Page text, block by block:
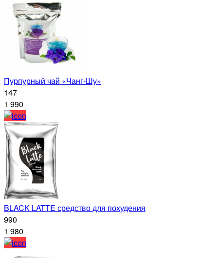
Пурпурный чай «Чанг-Шу»
147
1 990
BLACK LATTE средство для похудения
990
1 980